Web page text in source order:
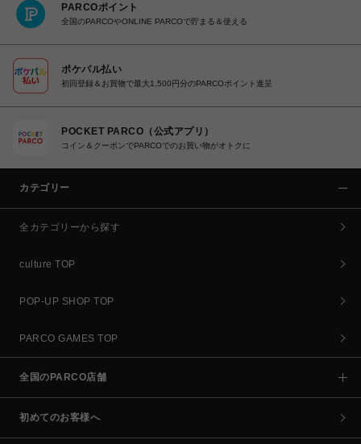
PARCOポイント
全国のPARCOやONLINE PARCOで貯まる＆使える
ポケパル払い
初回登録＆お買物で最大1,500円分のPARCOポイント進呈
POCKET PARCO（公式アプリ）
コイン＆クーポンでPARCOでのお買い物がオトクに
カテゴリー
全カテゴリーから探す
culture TOP
POP-UP SHOP TOP
PARCO GAMES TOP
全国のPARCO店舗
初めてのお客様へ